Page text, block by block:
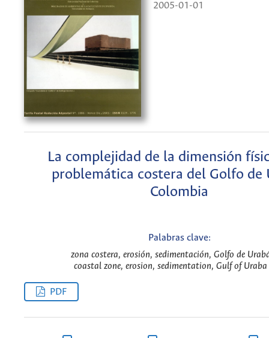
2005-01-01
La complejidad de la dimensión
problemática costera del Golfo de
Colombia
Palabras clave:
zona costera, erosión, sedimentación, Golfo de
coastal zone, erosion, sedimentation, Gulf of
PDF